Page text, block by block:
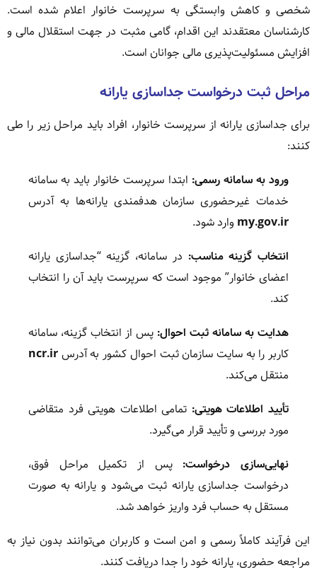
شخصی و کاهش وابستگی به سرپرست خانوار اعلام شده است.
کارشناسان معتقدند این اقدام، گامی مثبت در جهت استقلال مالی و
افزایش مسئولیت‌پذیری مالی جوانان است.
مراحل ثبت درخواست جداسازی یارانه
برای جداسازی یارانه از سرپرست خانوار، افراد باید مراحل زیر را طی
کنند:
ورود به سامانه رسمی: ابتدا سرپرست خانوار باید به سامانه
خدمات غیرحضوری سازمان هدفمندی یارانه‌ها به آدرس
my.gov.ir وارد شود.
انتخاب گزینه مناسب: در سامانه، گزینه “جداسازی یارانه
اعضای خانوار” موجود است که سرپرست باید آن را انتخاب
کند.
هدایت به سامانه ثبت احوال: پس از انتخاب گزینه، سامانه
کاربر را به سایت سازمان ثبت احوال کشور به آدرس ncr.ir
منتقل می‌کند.
تأیید اطلاعات هویتی: تمامی اطلاعات هویتی فرد متقاضی
مورد بررسی و تأیید قرار می‌گیرد.
نهایی‌سازی درخواست: پس از تکمیل مراحل فوق،
درخواست جداسازی یارانه ثبت می‌شود و یارانه به صورت
مستقل به حساب فرد واریز خواهد شد.
این فرآیند کاملاً رسمی و امن است و کاربران می‌توانند بدون نیاز به
مراجعه حضوری، یارانه خود را جدا دریافت کنند.